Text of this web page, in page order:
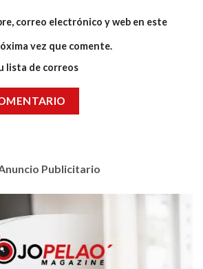
correo electrónico y web en este
vez que comente.
lista de correos
Publicitario